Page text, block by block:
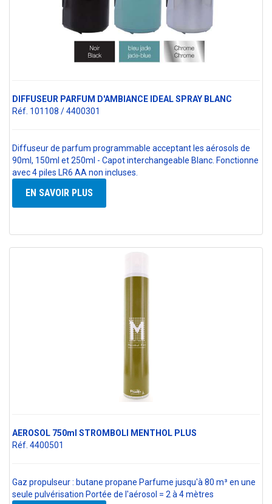
DIFFUSEUR PARFUM D'AMBIANCE IDEAL SPRAY BLANC
Réf. 101108 / 4400301
Diffuseur de parfum programmable acceptant les aérosols de
90ml, 150ml et 250ml - Capot interchangeable Blanc. Fonctionne
avec 4 piles LR6 AA non incluses.
EN SAVOIR PLUS
AEROSOL 750ml STROMBOLI MENTHOL PLUS
Réf. 4400501
Gaz propulseur : butane propane Parfume jusqu'à 80 m³ en une
seule pulvérisation Portée de l'aérosol = 2 à 4 mètres